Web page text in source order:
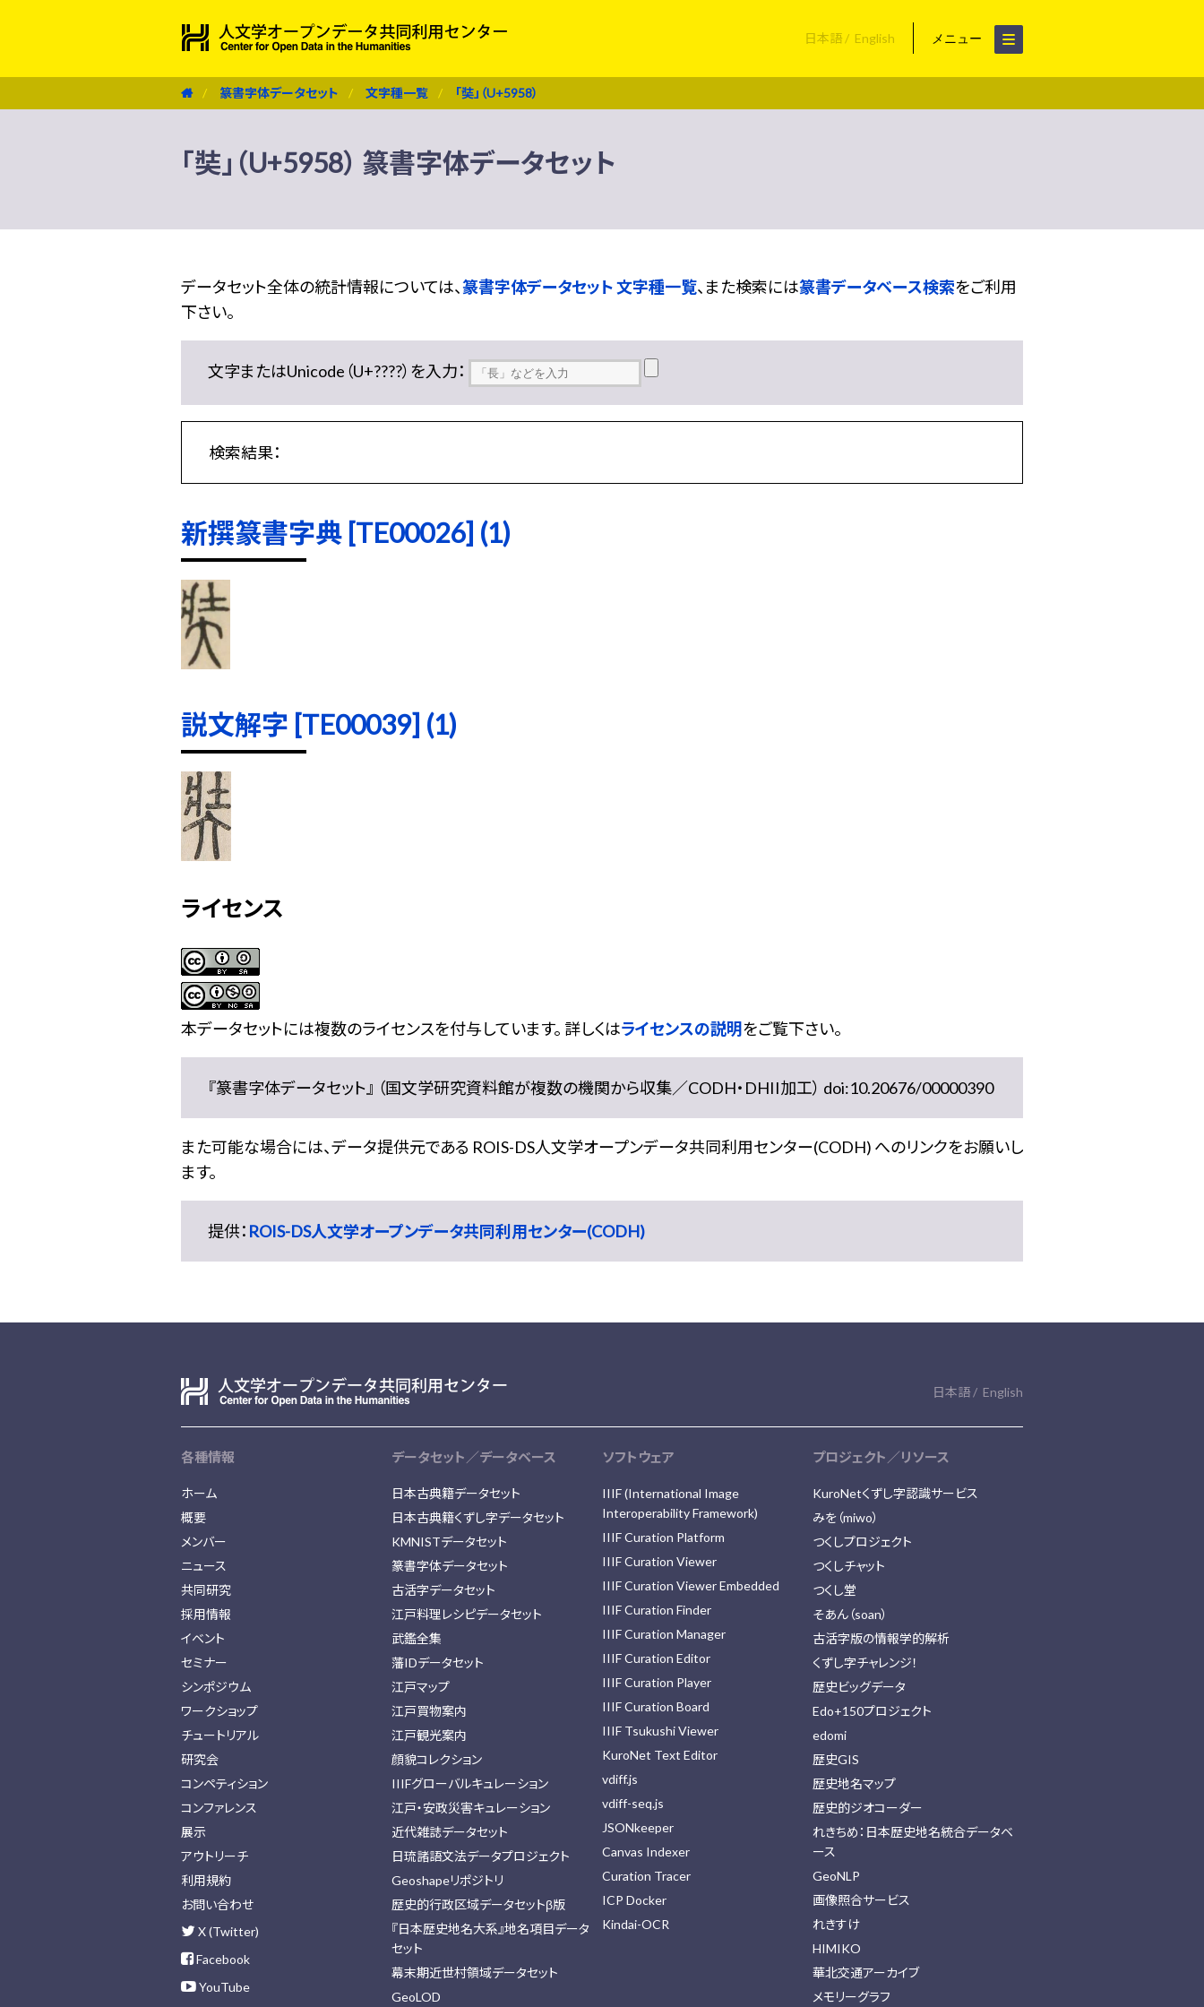
日本語 English メニュー
篆書字体データセット 文字種一覧 「奘」（U+5958）
「奘」（U+5958） 篆書字体データセット
データセット全体の統計情報については、篆書字体データセット 文字種一覧、また検索には篆書データベース検索をご利用
下さい。
文字またはUnicode（U+????）を入力：
検索結果：
新撰篆書字典 [TE00026] (1)
説文解字 [TE00039] (1)
ライセンス
本データセットには複数のライセンスを付与しています。 詳しくはライセンスの説明をご覧下さい。
『篆書字体データセット』 （国文学研究資料館が複数の機関から収集／CODH・DHII加工） doi:10.20676/00000390
また可能な場合には、データ提供元である ROIS-DS人文学オープンデータ共同利用センター(CODH) へのリンクをお願いし
ます。
提供： ROIS-DS人文学オープンデータ共同利用センター(CODH)
日本語 English
各種情報
ホーム
概要
メンバー
ニュース
共同研究
採用情報
イベント
セミナー
シンポジウム
ワークショップ
チュートリアル
研究会
コンペティション
コンファレンス
展示
アウトリーチ
利用規約
お問い合わせ
X (Twitter)
Facebook
YouTube
データセット／データベース
日本古典籍データセット
日本古典籍くずし字データセット
KMNISTデータセット
篆書字体データセット
古活字データセット
江戸料理レシピデータセット
武鑑全集
藩IDデータセット
江戸マップ
江戸買物案内
江戸観光案内
顔貌コレクション
IIIFグローバルキュレーション
江戸・安政災害キュレーション
近代雑誌データセット
日琉諸語文法データプロジェクト
Geoshapeリポジトリ
歴史的行政区域データセットβ版
『日本歴史地名大系』地名項目データ
セット
幕末期近世村領域データセット
GeoLOD
ソフトウェア
IIIF (International Image
Interoperability Framework)
IIIF Curation Platform
IIIF Curation Viewer
IIIF Curation Viewer Embedded
IIIF Curation Finder
IIIF Curation Manager
IIIF Curation Editor
IIIF Curation Player
IIIF Curation Board
IIIF Tsukushi Viewer
KuroNet Text Editor
vdiff.js
vdiff-seq.js
JSONkeeper
Canvas Indexer
Curation Tracer
ICP Docker
Kindai-OCR
プロジェクト／リソース
KuroNetくずし字認識サービス
みを（miwo）
つくしプロジェクト
つくしチャット
つくし堂
そあん（soan）
古活字版の情報学的解析
くずし字チャレンジ！
歴史ビッグデータ
Edo+150プロジェクト
edomi
歴史GIS
歴史地名マップ
歴史的ジオコーダー
れきちめ：日本歴史地名統合データベ
ース
GeoNLP
画像照合サービス
れきすけ
HIMIKO
華北交通アーカイブ
メモリーグラフ